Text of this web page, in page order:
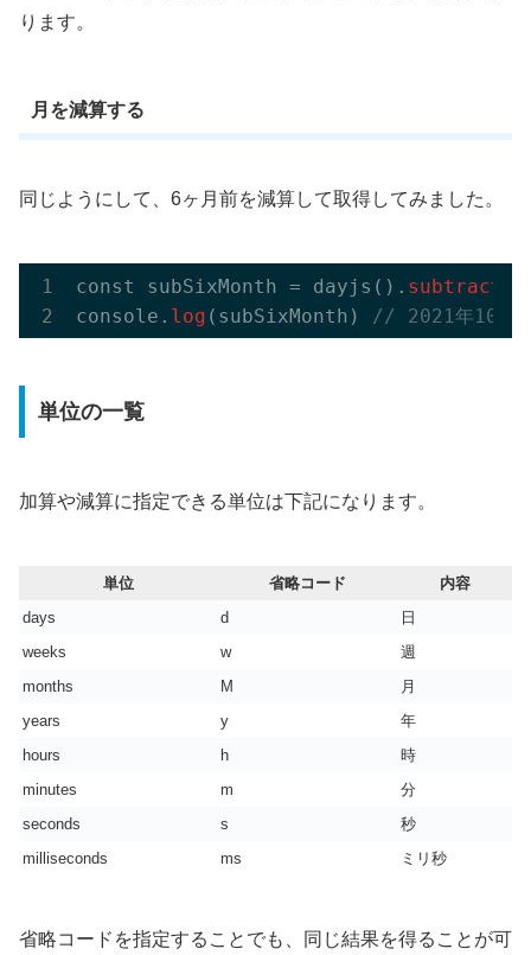
ります。
月を減算する
同じようにして、6ヶ月前を減算して取得してみました。
const subSixMonth = dayjs(). subtract
console. log (subSixMonth) // 2021年10月
単位の一覧
加算や減算に指定できる単位は下記になります。
単位 省略コード
内容
days
d
日
weeks
w
週
months
M
月
years
y
年
hours
h
時
minutes
m
分
seconds
s
秒
milliseconds
ms ミリ秒
省略コードを指定することでも、同じ結果を得ることが可